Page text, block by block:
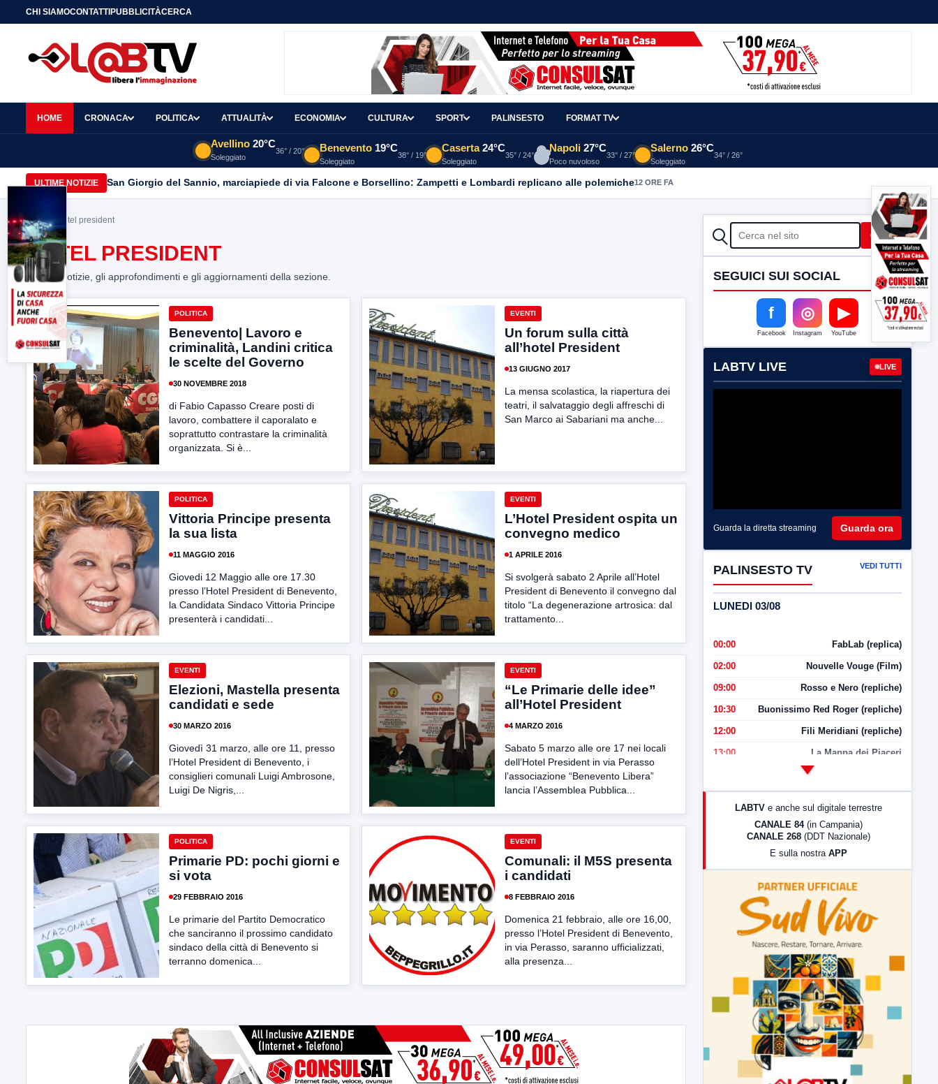
CHI SIAMOCONTATTIPUBBLICITÀCERCA
HOME CRONACA POLITICA ATTUALITÀ ECONOMIA CULTURA SPORT PALINSESTO FORMAT TV
Avellino 20°C
Soleggiato
36° / 20° Benevento 19°C
Soleggiato
38° / 19°
Caserta 24°C
Soleggiato
35° / 24°
Napoli 27°C
Poco nuvoloso
33° / 27°
Salerno 26°C
Soleggiato
34° / 26°
ULTIME NOTIZIE San Giorgio del Sannio, marciapiede di via Falcone e Borsellino: Zampetti e Lombardi replicano alle polemiche12 ORE FA
Home> hotel president
HOTEL PRESIDENT
Tutte le notizie, gli approfondimenti e gli aggiornamenti della sezione.
POLITICA
Benevento| Lavoro e
criminalità, Landini critica
le scelte del Governo
30 NOVEMBRE 2018
di Fabio Capasso Creare posti di
lavoro, combattere il caporalato e
soprattutto contrastare la criminalità
organizzata. Si è...
EVENTI
Un forum sulla città
all’hotel President
13 GIUGNO 2017
La mensa scolastica, la riapertura dei
teatri, il salvataggio degli affreschi di
San Marco ai Sabariani ma anche...
POLITICA
Vittoria Principe presenta
la sua lista
11 MAGGIO 2016
Giovedi 12 Maggio alle ore 17.30
presso l’Hotel President di Benevento,
la Candidata Sindaco Vittoria Principe
presenterà i candidati...
EVENTI
L’Hotel President ospita un
convegno medico
1 APRILE 2016
Si svolgerà sabato 2 Aprile all’Hotel
President di Benevento il convegno dal
titolo “La degenerazione artrosica: dal
trattamento...
EVENTI
Elezioni, Mastella presenta
candidati e sede
30 MARZO 2016
Giovedì 31 marzo, alle ore 11, presso
l’Hotel President di Benevento, i
consiglieri comunali Luigi Ambrosone,
Luigi De Nigris,...
EVENTI
“Le Primarie delle idee”
all’Hotel President
4 MARZO 2016
Sabato 5 marzo alle ore 17 nei locali
dell’Hotel President in via Perasso
l’associazione “Benevento Libera”
lancia l’Assemblea Pubblica...
POLITICA
Primarie PD: pochi giorni e
si vota
29 FEBBRAIO 2016
Le primarie del Partito Democratico
che sanciranno il prossimo candidato
sindaco della città di Benevento si
terranno domenica...
EVENTI
Comunali: il M5S presenta
i candidati
8 FEBBRAIO 2016
Domenica 21 febbraio, alle ore 16,00,
presso l’Hotel President di Benevento,
in via Perasso, saranno ufficializzati,
alla presenza...
CERCA Cerca
SEGUICI SUI SOCIAL
f
Facebook
◎
Instagram
▶
YouTube
LABTV LIVE LIVE
Guarda la diretta streaming Guarda ora
PALINSESTO TV VEDI TUTTI
LUNEDI 03/08
00:00 FabLab (replica)
02:00 Nouvelle Vouge (Film)
09:00 Rosso e Nero (repliche)
10:30 Buonissimo Red Roger (repliche)
12:00 Fili Meridiani (repliche)
13:00 La Mappa dei Piaceri
LabNews (Diretta)
LabNews (replica)
LABTV e anche sul digitale terrestre
CANALE 84 (in Campania)
CANALE 268 (DDT Nazionale)
E sulla nostra APP